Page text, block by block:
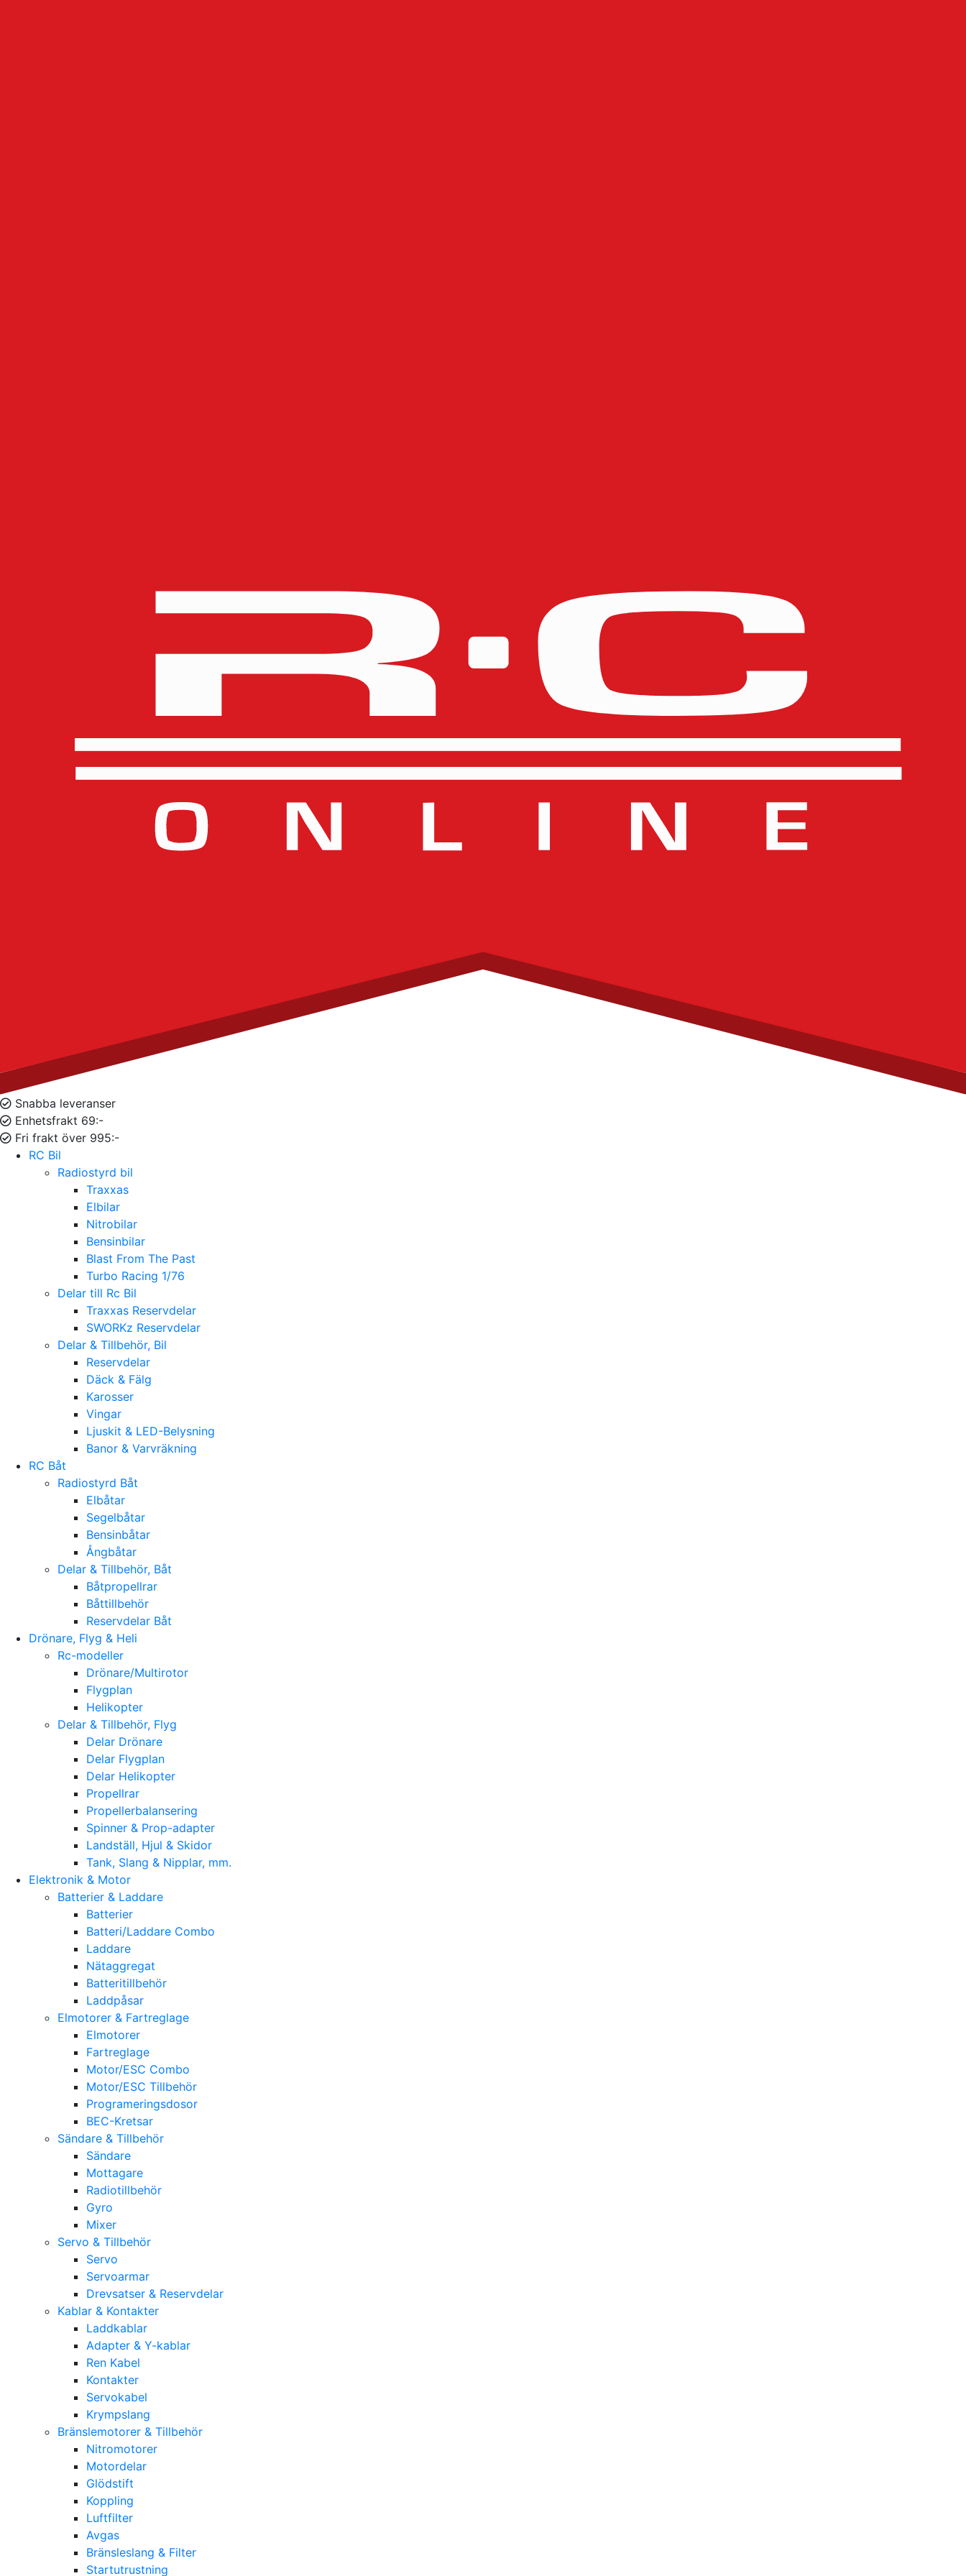
Snabba leveranser
Enhetsfrakt 69:-
Fri frakt över 995:-
RC Bil
Radiostyrd bil
Traxxas
Elbilar
Nitrobilar
Bensinbilar
Blast From The Past
Turbo Racing 1/76
Delar till Rc Bil
Traxxas Reservdelar
SWORKz Reservdelar
Delar & Tillbehör, Bil
Reservdelar
Däck & Fälg
Karosser
Vingar
Ljuskit & LED-Belysning
Banor & Varvräkning
RC Båt
Radiostyrd Båt
Elbåtar
Segelbåtar
Bensinbåtar
Ångbåtar
Delar & Tillbehör, Båt
Båtpropellrar
Båttillbehör
Reservdelar Båt
Drönare, Flyg & Heli
Rc-modeller
Drönare/Multirotor
Flygplan
Helikopter
Delar & Tillbehör, Flyg
Delar Drönare
Delar Flygplan
Delar Helikopter
Propellrar
Propellerbalansering
Spinner & Prop-adapter
Landställ, Hjul & Skidor
Tank, Slang & Nipplar, mm.
Elektronik & Motor
Batterier & Laddare
Batterier
Batteri/Laddare Combo
Laddare
Nätaggregat
Batteritillbehör
Laddpåsar
Elmotorer & Fartreglage
Elmotorer
Fartreglage
Motor/ESC Combo
Motor/ESC Tillbehör
Programeringsdosor
BEC-Kretsar
Sändare & Tillbehör
Sändare
Mottagare
Radiotillbehör
Gyro
Mixer
Servo & Tillbehör
Servo
Servoarmar
Drevsatser & Reservdelar
Kablar & Kontakter
Laddkablar
Adapter & Y-kablar
Ren Kabel
Kontakter
Servokabel
Krympslang
Bränslemotorer & Tillbehör
Nitromotorer
Motordelar
Glödstift
Koppling
Luftfilter
Avgas
Bränsleslang & Filter
Startutrustning